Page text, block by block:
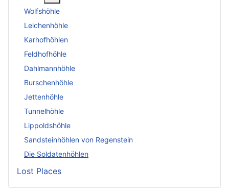
Wolfshöhle
Leichenhöhle
Karhofhöhlen
Feldhofhöhle
Dahlmannhöhle
Burschenhöhle
Jettenhöhle
Tunnelhöhle
Lippoldshöhle
Sandsteinhöhlen von Regenstein
Die Soldatenhöhlen
Lost Places